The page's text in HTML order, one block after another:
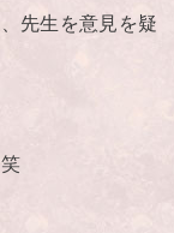
先生を意見を疑